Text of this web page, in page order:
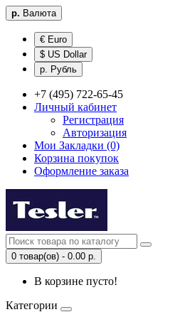
р. Валюта
€ Euro
$ US Dollar
р. Рубль
+7 (495) 722-65-45
Личный кабинет
Регистрация
Авторизация
Мои Закладки (0)
Корзина покупок
Оформление заказа
0 товар(ов) - 0.00 р.
В корзине пусто!
Категории